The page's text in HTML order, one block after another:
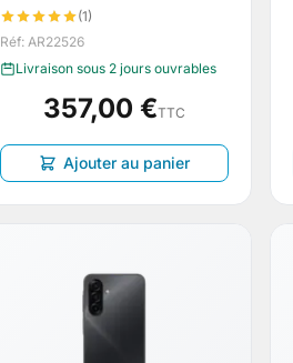
(1)
Réf: AR22526
Livraison sous 2 jours ouvrables
357,00 €TTC
Ajouter au panier